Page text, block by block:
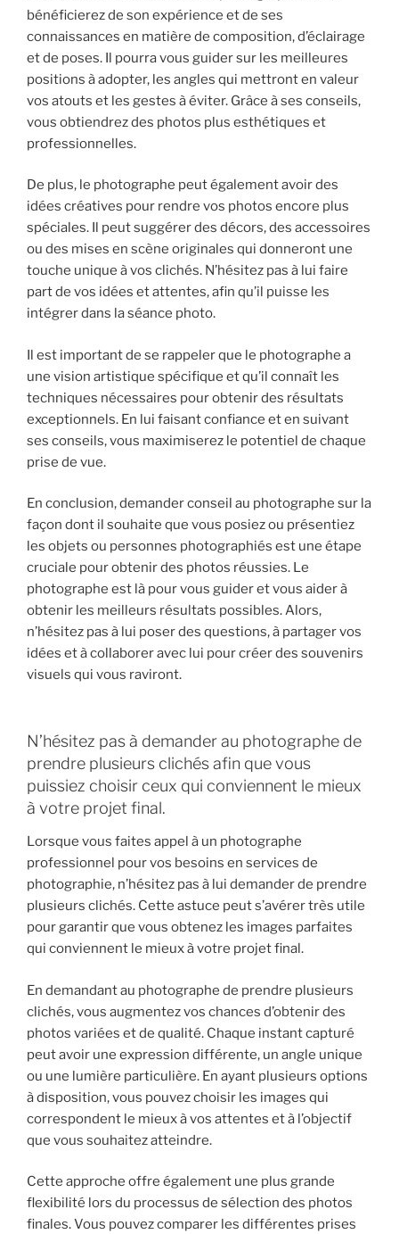
bénéficierez de son expérience et de ses
connaissances en matière de composition, d’éclairage
et de poses. Il pourra vous guider sur les meilleures
positions à adopter, les angles qui mettront en valeur
vos atouts et les gestes à éviter. Grâce à ses conseils,
vous obtiendrez des photos plus esthétiques et
professionnelles.
De plus, le photographe peut également avoir des
idées créatives pour rendre vos photos encore plus
spéciales. Il peut suggérer des décors, des accessoires
ou des mises en scène originales qui donneront une
touche unique à vos clichés. N’hésitez pas à lui faire
part de vos idées et attentes, afin qu’il puisse les
intégrer dans la séance photo.
Il est important de se rappeler que le photographe a
une vision artistique spécifique et qu’il connaît les
techniques nécessaires pour obtenir des résultats
exceptionnels. En lui faisant confiance et en suivant
ses conseils, vous maximiserez le potentiel de chaque
prise de vue.
En conclusion, demander conseil au photographe sur la
façon dont il souhaite que vous posiez ou présentiez
les objets ou personnes photographiés est une étape
cruciale pour obtenir des photos réussies. Le
photographe est là pour vous guider et vous aider à
obtenir les meilleurs résultats possibles. Alors,
n’hésitez pas à lui poser des questions, à partager vos
idées et à collaborer avec lui pour créer des souvenirs
visuels qui vous raviront.
N’hésitez pas à demander au photographe de
prendre plusieurs clichés afin que vous
puissiez choisir ceux qui conviennent le mieux
à votre projet final.
Lorsque vous faites appel à un photographe
professionnel pour vos besoins en services de
photographie, n’hésitez pas à lui demander de prendre
plusieurs clichés. Cette astuce peut s’avérer très utile
pour garantir que vous obtenez les images parfaites
qui conviennent le mieux à votre projet final.
En demandant au photographe de prendre plusieurs
clichés, vous augmentez vos chances d’obtenir des
photos variées et de qualité. Chaque instant capturé
peut avoir une expression différente, un angle unique
ou une lumière particulière. En ayant plusieurs options
à disposition, vous pouvez choisir les images qui
correspondent le mieux à vos attentes et à l’objectif
que vous souhaitez atteindre.
Cette approche offre également une plus grande
flexibilité lors du processus de sélection des photos
finales. Vous pouvez comparer les différentes prises